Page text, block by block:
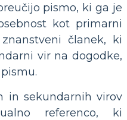
pismo, ki ga je
kot primarni
članek, ki
vir na dogodke,
in sekundarnih virov
referenco, ki